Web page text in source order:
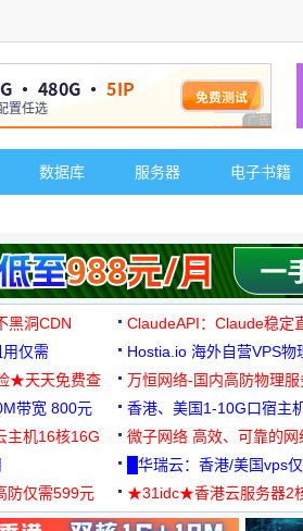
广告 商业
数据库 服务器 电子书籍
黑洞CDN ClaudeAPI：Claude稳定
仅需
Hostia.io 海外自营VPS物
★天天免费查
万恒网络-国内高防物理
99元/月起
带宽 800元 香港、美国1-10G口宿主
主机16核16G
微子网络 高效、可靠的
█华瑞云：香港/美国vps
仅需599元
★31idc★香港云服务器2
用◆